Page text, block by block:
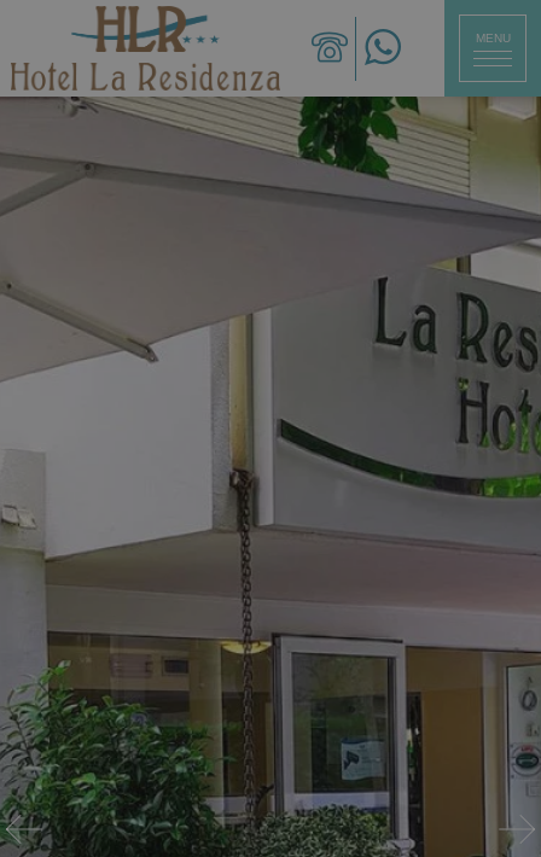
MENU
ita eng
Hotel
Camere
Ristorante
Servizi
Spiaggia
Richiedi un preventivo